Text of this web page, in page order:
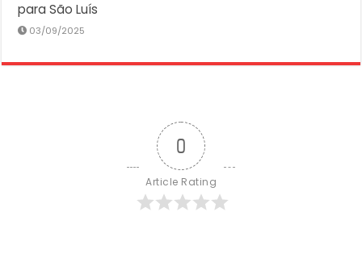
para São Luís
03/09/2025
0
Article Rating